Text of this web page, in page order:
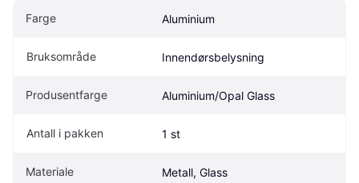
Farge Aluminium
Bruksområde Innendørsbelysning
Produsentfarge Aluminium/Opal Glass
Antall i pakken 1 st
Materiale Metall, Glass